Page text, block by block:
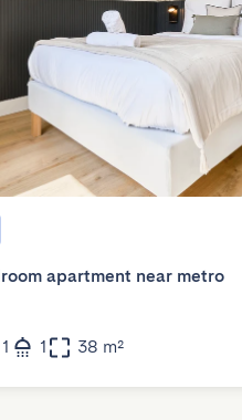
apartment near metro
1 1 38 m²